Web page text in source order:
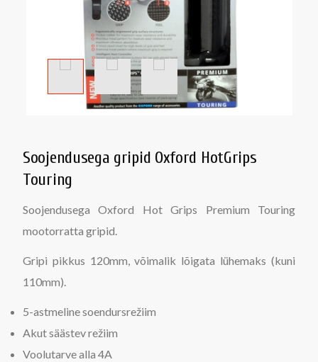
Soojendusega gripid Oxford HotGrips
Touring
Soojendusega Oxford Hot Grips Premium Touring
mootorratta gripid.
Gripi pikkus 120mm, võimalik lõigata lühemaks (kuni
110mm).
5-astmeline soendursrežiim
Akut säästev režiim
Voolutarve alla 4A